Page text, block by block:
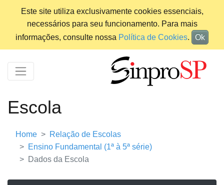
Este site utiliza exclusivamente cookies essenciais,
necessários para seu funcionamento. Para mais
informações, consulte nossa Política de Cookies. Ok
Escola
Home
Relação de Escolas
Ensino Fundamental (1ª à 5ª série)
Dados da Escola